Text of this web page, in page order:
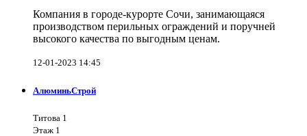
Компания в городе-курорте Сочи, занимающаяся
производством перильных ограждений и поручней
высокого качества по выгодным ценам.
12-01-2023 14:45
АлюминьСтрой
Титова 1
Этаж 1